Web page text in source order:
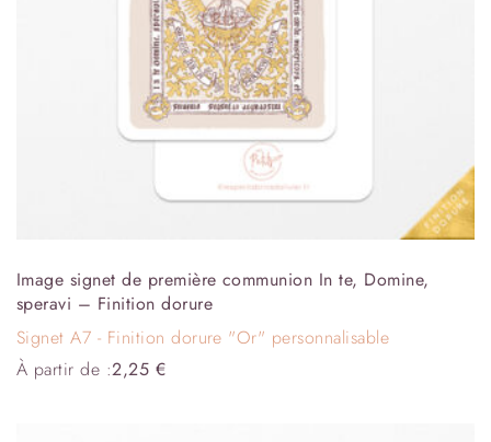
Image signet de première communion In te, Domine,
speravi – Finition dorure
Signet A7 - Finition dorure "Or" personnalisable
À partir de :2,25 €